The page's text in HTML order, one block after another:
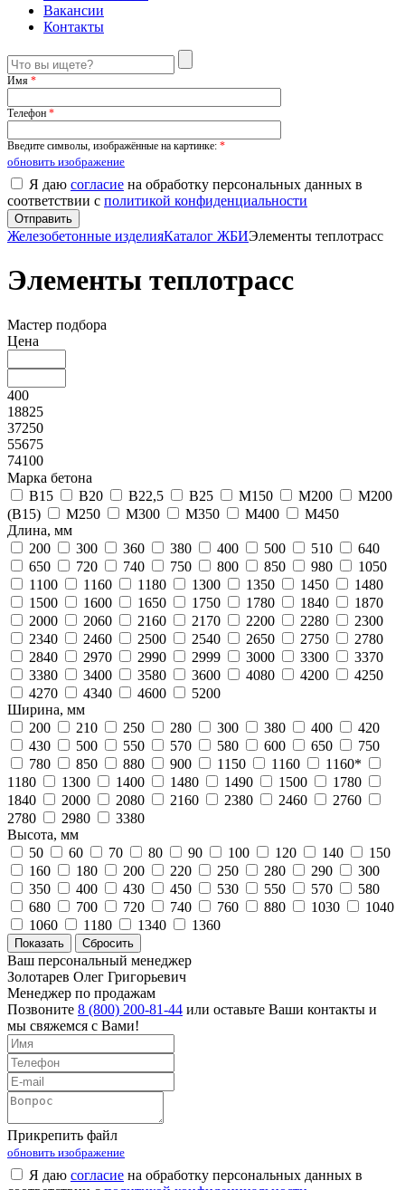
Вакансии
Контакты
Имя *
Телефон *
Введите символы, изображённые на картинке: *
обновить изображение
Я даю согласие на обработку персональных данных в
соответствии с политикой конфиденциальности
Железобетонные изделияКаталог ЖБИЭлементы теплотрасс
Элементы теплотрасс
Мастер подбора
Цена
400
18825
37250
55675
74100
Марка бетона
В15
В20 В22,5 В25 М150 М200
М200
(В15)
М250 М300 М350 М400
М450
Длина, мм
200
300 360 380 400 500 510
640
650
720 740 750 800 850 980
1050
1100
1160 1180 1300 1350 1450
1480
1500
1600 1650 1750 1780 1840
1870
2000
2060 2160 2170 2200 2280
2300
2340
2460 2500 2540 2650 2750
2780
2840
2970 2990 2999 3000 3300
3370
3380
3400 3580 3600 4080 4200
4250
4270
4340 4600
5200
Ширина, мм
200
210 250 280 300 380 400
420
430
500 550 570 580 600 650
750
780
850 880 900 1150 1160
1160*
1180
1300 1400 1480 1490 1500
1780
1840
2000 2080 2160 2380 2460
2760
2780
2980
3380
Высота, мм
50
60 70 80 90 100 120 140
150
160
180 200 220 250 280 290
300
350
400 430 450 530 550 570
580
680
700 720 740 760 880 1030
1040
1060
1180 1340 1360
Ваш персональный менеджер
Золотарев Олег Григорьевич
Менеджер по продажам
Позвоните 8 (800) 200-81-44 или оставьте Ваши контакты и
мы свяжемся с Вами!
Прикрепить файл
обновить изображение
Я даю согласие на обработку персональных данных в